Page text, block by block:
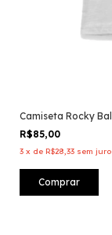
Camiseta Rocky
R$85,00
3 x de R$28,33 sem
Comprar